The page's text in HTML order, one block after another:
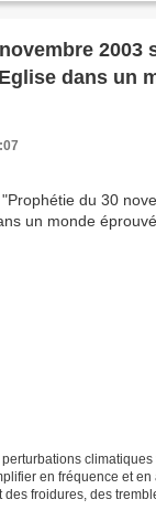
2003
dans un
en fréquence et
froidures, des